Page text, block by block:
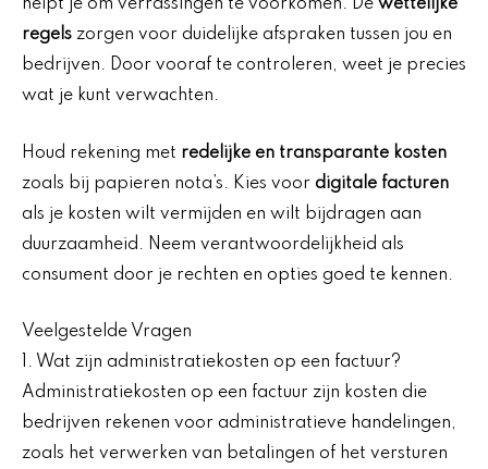
helpt je om verrassingen te voorkomen. De wettelijke
regels zorgen voor duidelijke afspraken tussen jou en
bedrijven. Door vooraf te controleren, weet je precies
wat je kunt verwachten.
Houd rekening met redelijke en transparante kosten
zoals bij papieren nota’s. Kies voor digitale facturen
als je kosten wilt vermijden en wilt bijdragen aan
duurzaamheid. Neem verantwoordelijkheid als
consument door je rechten en opties goed te kennen.
Veelgestelde Vragen
1. Wat zijn administratiekosten op een factuur?
Administratiekosten op een factuur zijn kosten die
bedrijven rekenen voor administratieve handelingen,
zoals het verwerken van betalingen of het versturen